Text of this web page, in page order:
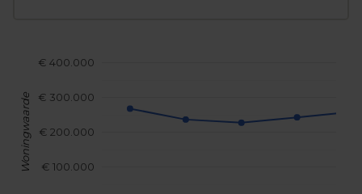
€ 100.000
€ 200.000
€ 300.000
€ 400.000
Woningwaarde